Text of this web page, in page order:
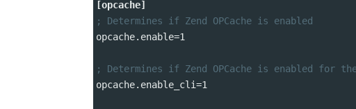
[opcache]
; Determines if Zend OPCache is enabled
opcache.enable=1
; Determines if Zend OPCache is enabled for
opcache.enable_cli=1